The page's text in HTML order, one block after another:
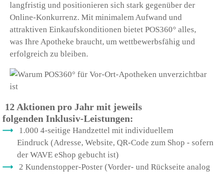
langfristig und positionieren sich stark gegenüber der
Online-Konkurrenz. Mit minimalem Aufwand und
attraktiven Einkaufskonditionen bietet POS360° alles,
was Ihre Apotheke braucht, um wettbewerbsfähig und
erfolgreich zu bleiben.
12 Aktionen pro Jahr mit jeweils
folgenden Inklusiv-Leistungen:
1.000 4-seitige Handzettel mit individuellem
Eindruck (Adresse, Website, QR-Code zum Shop - sofern
der WAVE eShop gebucht ist)
2 Kundenstopper-Poster (Vorder- und Rückseite analog